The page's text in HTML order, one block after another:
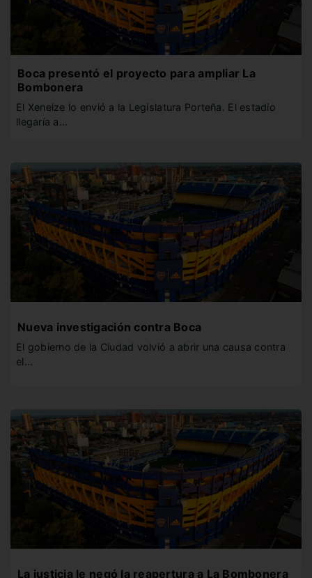
Boca presentó el proyecto para ampliar La
Bombonera
El Xeneize lo envió a la Legislatura Porteña. El estadio
llegaría a…
Nueva investigación contra Boca
El gobierno de la Ciudad volvió a abrir una causa contra
el…
La justicia le negó la reapertura a La Bombonera